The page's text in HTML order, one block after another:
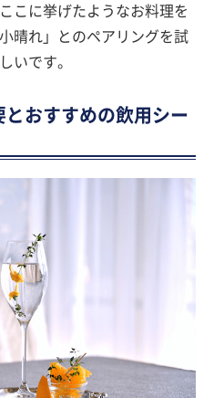
こに挙げたようなお料理を
晴れ」とのペアリングを試
いです。
とおすすめの飲用シー